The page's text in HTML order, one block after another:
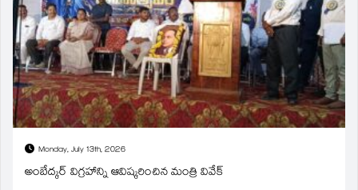
Monday, July 13th, 2026
అంబేద్కర్ విగ్రహాన్ని ఆవిష్కరించిన మంత్రి వివేక్